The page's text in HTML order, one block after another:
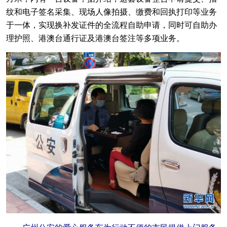
纹和电子签名采集、现场人像拍摄、缴费和回执打印等业务
于一体，实现换补发证件的全流程自助申请，同时可自助办
理护照、港澳台通行证及港澳台签注等多项业务。